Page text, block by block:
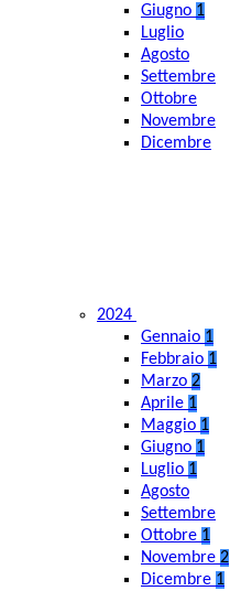
Giugno 1
Luglio
Agosto
Settembre
Ottobre
Novembre
Dicembre
2024
Gennaio 1
Febbraio 1
Marzo 2
Aprile 1
Maggio 1
Giugno 1
Luglio 1
Agosto
Settembre
Ottobre 1
Novembre 2
Dicembre 1